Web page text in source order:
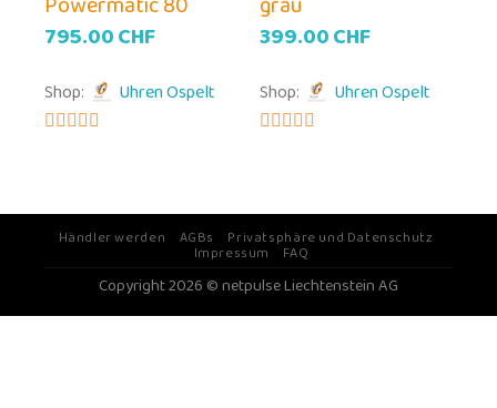
795.00CHF
Shop: Uhren Ospelt
399.00CHF
Shop: Uhren Ospelt
Händler werden AGBs Privatsphäre und Datenschutz
Impressum FAQ
Copyright 2026 © netpulse Liechtenstein AG